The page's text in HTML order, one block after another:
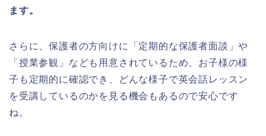
ます。
さらに、保護者の方向けに「定期的な保護者面談」や
「授業参観」なども用意されているため、お子様の様
子も定期的に確認でき、どんな様子で英会話レッスン
を受講しているのかを見る機会もあるので安心です
ね。